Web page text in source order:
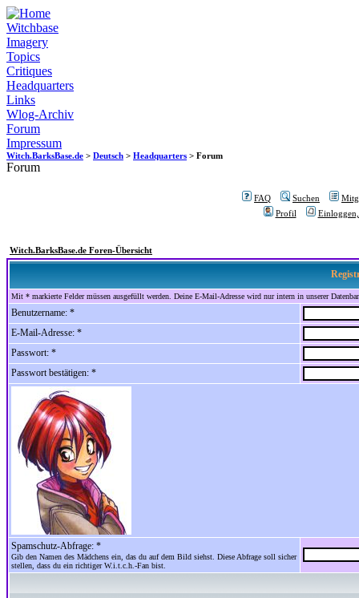
Witchbase
Imagery
Topics
Critiques
Headquarters
Links
Wlog-Archiv
Forum
Impressum
Witch.BarksBase.de > Deutsch > Headquarters > Forum
Forum
FAQ Suchen
Profil
Witch.BarksBase.de Foren-Übersicht
Mit * markierte Felder müssen ausgefüllt werden. Deine E-Mail-Adresse wird nur intern in unserer
Benutzername: *
E-Mail-Adresse: *
Passwort: *
Passwort bestätigen: *
Spamschutz-Abfrage: *
Gib den Namen des Mädchens ein, das du auf dem Bild siehst. Diese Abfrage soll sicher
stellen, dass du ein richtiger W.i.t.c.h.-Fan bist.